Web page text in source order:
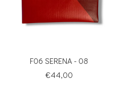
F06 SERENA - 08
€44,00